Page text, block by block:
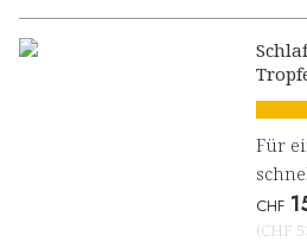
Für
CHF
(CHF